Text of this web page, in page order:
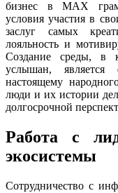
бизнес в MAX
условия участия в
заслуг самых
лояльность и
Создание среды, в
услышан,
настоящему
люди и их истории
долгосрочной
Работа с
экосистемы
Сотрудничество с